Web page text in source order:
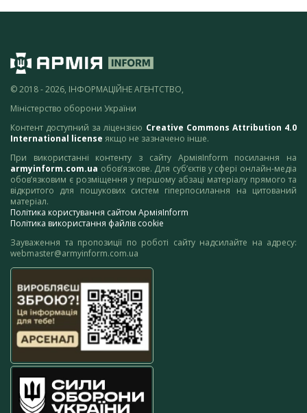
© 2018 - 2026, ІНФОРМАЦІЙНЕ АГЕНТСТВО,
Міністерство оборони України
Контент доступний за ліцензією Creative Commons Attribution 4.0
International license якщо не зазначено інше.
При використанні контенту з сайту АрміяInform посилання на
armyinform.com.ua обов’язкове. Для суб’єктів у сфері онлайн-медіа
обов’язковим є розміщення у першому абзаці матеріалу прямого та
відкритого для пошукових систем гіперпосилання на цитований
матеріал.
Політика користування сайтом АрміяInform
Політика використання файлів cookie
Зауваження та пропозиції по роботі сайту надсилайте на адресу:
webmaster@armyinform.com.ua